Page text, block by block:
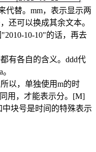
替。mm，表示显示两
还可以换成其余文本。
10-10"的话，再去
有各自的含义。ddd代
以，单独使用m的时
用，才能表示分。[M]
块号是时间的特殊表示